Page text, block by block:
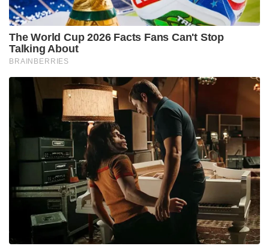
The World Cup 2026 Facts Fans Can't Stop
Talking About
BRAINBERRIES